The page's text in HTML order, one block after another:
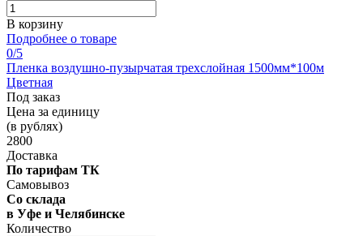
В корзину
Подробнее о товаре
0/5
Пленка воздушно-пузырчатая трехслойная 1500мм*100м
Цветная
Под заказ
Цена за единицу
(в рублях)
2800
Доставка
По тарифам ТК
Самовывоз
Со склада
в Уфе и Челябинске
Количество